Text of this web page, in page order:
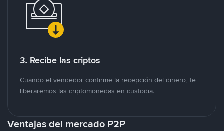
3. Recibe las criptos
Cuando el vendedor confirme la recepción del dinero, te
liberaremos las criptomonedas en custodia.
Ventajas del mercado P2P